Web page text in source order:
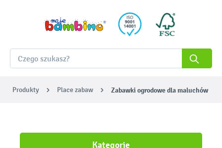
Produkty Place zabaw Zabawki ogrodowe dla maluchów
Kategorie